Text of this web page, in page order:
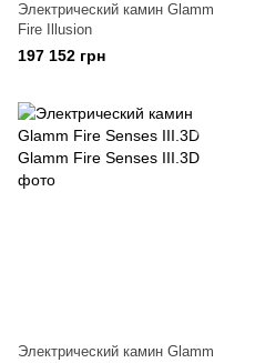
Электрический камин Glamm
Fire Illusion
197 152 грн
Электрический камин Glamm